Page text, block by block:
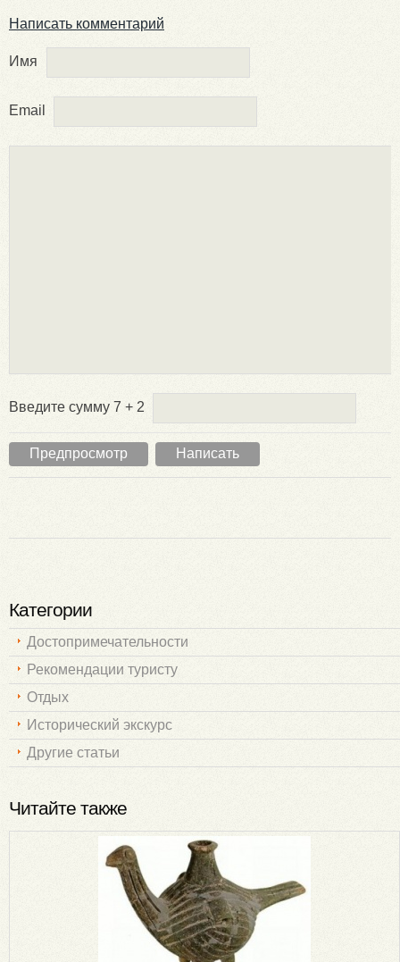
Написать комментарий
Имя
Email
Введите сумму 7 + 2
Категории
Достопримечательности
Рекомендации туристу
Отдых
Исторический экскурс
Другие статьи
Читайте также